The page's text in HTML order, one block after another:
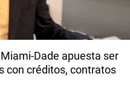
Miami-Dade apuesta ser
con créditos, contratos